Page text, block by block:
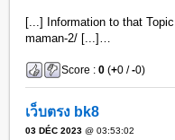
[...] Information to that
maman-2/ [...]…
Score :0 (+0 /-0)
เว็บตรง bk8
03 DÉC 2023 @ 03:53:02